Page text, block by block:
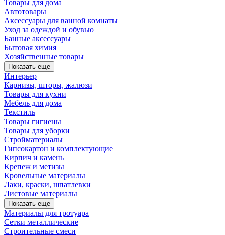
Товары для дома
Автотовары
Аксессуары для ванной комнаты
Уход за одеждой и обувью
Банные аксессуары
Бытовая химия
Хозяйственные товары
Показать еще
Интерьер
Карнизы, шторы, жалюзи
Товары для кухни
Мебель для дома
Текстиль
Товары гигиены
Товары для уборки
Стройматериалы
Гипсокартон и комплектующие
Кирпич и камень
Крепеж и метизы
Кровельные материалы
Лаки, краски, шпатлевки
Листовые материалы
Показать еще
Материалы для тротуара
Сетки металлические
Строительные смеси